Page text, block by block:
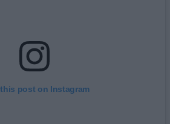
post on Instagram